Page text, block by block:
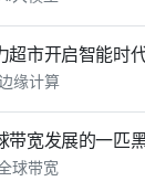
超市开启智能时
缘计算
宽发展的一匹黑
球带宽